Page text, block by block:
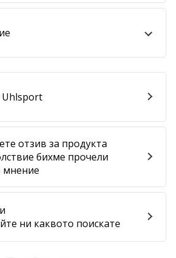
за продукта
отзив за продукта
бихме прочели
мнение
ни каквото поискате